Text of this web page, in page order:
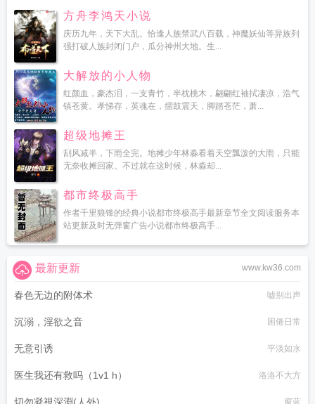
方舟李鸿天小说
庆历九年，天下大乱。恰逢人族禁武八百载，神魔妖仙等异族列
强打破人族封闭门户，瓜分神州大地。生...
大解放的小人物
红颜血，豪杰泪，一支青竹，半枕桃木，翩翩红袖拭凄凉，浩气
镇苍黄。孝悌存，英魂在，擂鼓震天，脚踏苍茫，萧...
超级地摊王
刮风减半，下雨全完。地摊少年林淼看着天空瓢泼的大雨，只能
无奈收摊回家。不过就在这时候，林淼却...
都市终极高手
作者千里狼锋的经典小说都市终极高手最新章节全文阅读服务本
站更新及时无弹窗广告小说都市终极高手...
www.kw36.com
最新更新
春色无边的附体术 嘘别出声
沉溺，淫欲之音 困倦日常
无意引诱 平淡如水
医生我还有救吗（1v1 h） 洛洛不大方
窗蓝